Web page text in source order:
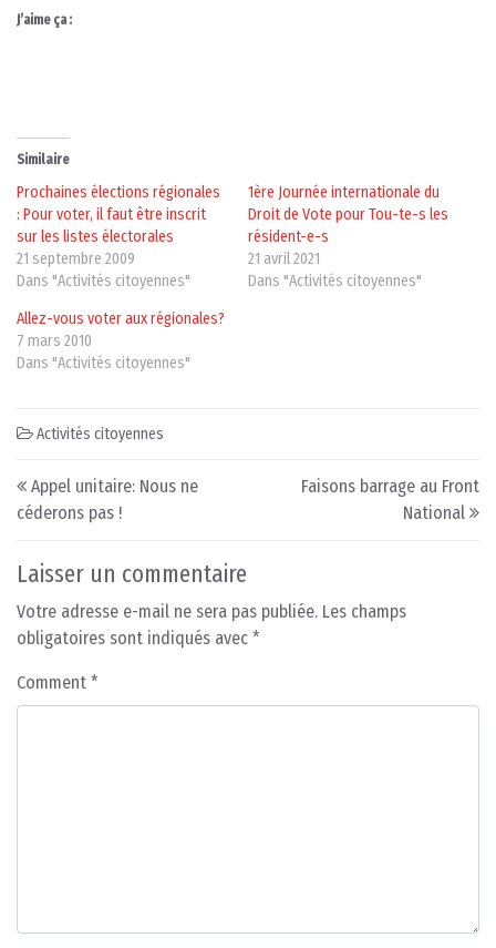
J’aime ça :
Similaire
Prochaines élections régionales
: Pour voter, il faut être inscrit
sur les listes électorales
21 septembre 2009
Dans "Activités citoyennes"
1ère Journée internationale du
Droit de Vote pour Tou-te-s les
résident-e-s
21 avril 2021
Dans "Activités citoyennes"
Allez-vous voter aux régionales?
7 mars 2010
Dans "Activités citoyennes"
Activités citoyennes
Post navigation
Appel unitaire: Nous ne
céderons pas !
Faisons barrage au Front
National
Laisser un commentaire
Votre adresse e-mail ne sera pas publiée. Les champs
obligatoires sont indiqués avec *
Comment *